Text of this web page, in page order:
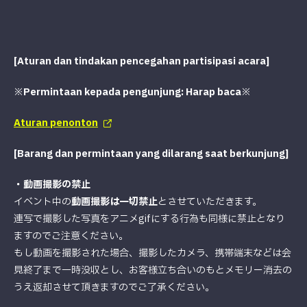
[Aturan dan tindakan pencegahan partisipasi acara]
※Permintaan kepada pengunjung: Harap baca※
Aturan penonton
[Barang dan permintaan yang dilarang saat berkunjung]
・動画撮影の禁止
イベント中の動画撮影は一切禁止とさせていただきます。
連写で撮影した写真をアニメgifにする行為も同様に禁止となり
ますのでご注意ください。
もし動画を撮影された場合、撮影したカメラ、携帯端末などは会
見終了まで一時没収とし、お客様立ち合いのもとメモリー消去の
うえ返却させて頂きますのでご了承ください。